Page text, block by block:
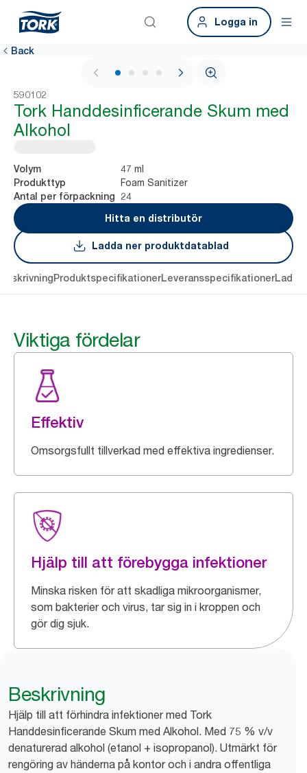
Logga in
Back
1 / 4
590102
Tork Handdesinficerande Skum med
Alkohol
Volym 47 ml
Produkttyp Foam Sanitizer
Antal per förpackning
24
Hitta en distributör
Ladda ner produktdatablad
ProduktspecifikationerLeveransspecifikationerLadda
Viktiga fördelar
Effektiv
Omsorgsfullt tillverkad med effektiva ingredienser.
Hjälp till att förebygga infektioner
Minska risken för att skadliga mikroorganismer,
som bakterier och virus, tar sig in i kroppen och
gör dig sjuk.
Beskrivning
Hjälp till att förhindra infektioner med Tork
Handdesinficerande Skum med Alkohol. Med 75 % v/v
denaturerad alkohol (etanol + isopropanol). Utmärkt för
rengöring av händerna på kontor och i andra offentliga